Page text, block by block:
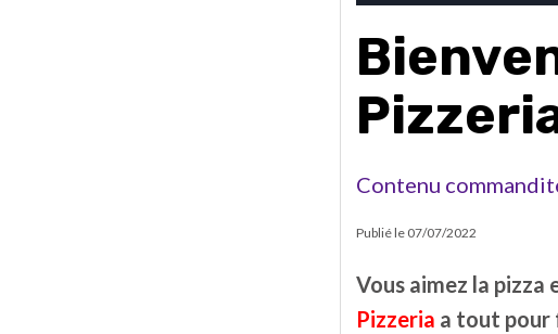
Contenu
Publié le 07/07/2022
Vous aimez la
Pizzeria a tout pour